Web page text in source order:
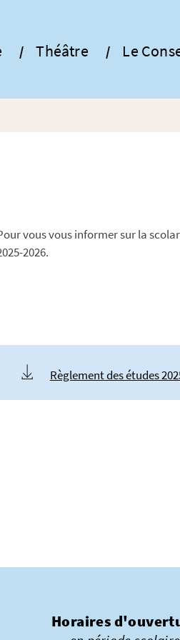
Théâtre Le
vous vous informer sur la
2026.
Règlement des études
Horaires